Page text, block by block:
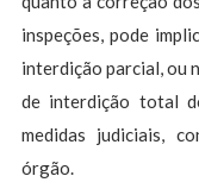
inspeções, pode
interdição parcial, ou
de interdição total
medidas judiciais,
órgão.